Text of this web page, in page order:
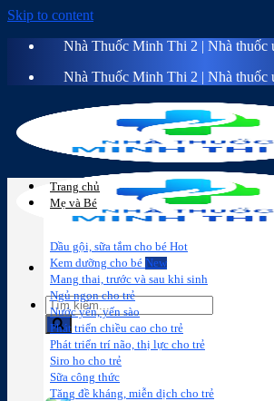
Skip to content
Nhà Thuốc Minh Thi 2 | Nhà thuốc
Nhà Thuốc Minh Thi 2 | Nhà thuốc
Sữa công
thức
Trang chủ
Mẹ và Bé
Dầu gội, sữa tắm cho bé
Kem dưỡng cho bé
Mang thai, trước và sau khi sinh
Ngủ ngon cho trẻ
Nước yến, yến sào
Phát triển chiều cao cho trẻ
Phát triển trí não, thị lực cho trẻ
Siro ho cho trẻ
Sữa công thức
Tăng đề kháng, miễn dịch cho trẻ